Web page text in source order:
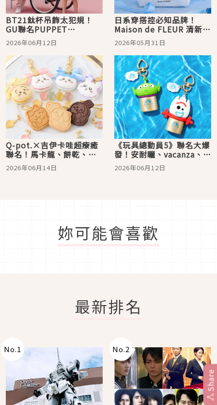
BT21鈦杯吊飾太犯規！
GU聯名PUPPET
SUNSUN、New Era樂一
通棒球帽同步登場，今夏
最萌聯名一次看
2026年06月12日
日系穿搭控必知品牌！
Maison de FLEUR 清新藍
色系列「Blue Mania」夢
幻蝴蝶結包款、小物、髮
飾 6 月開賣
2026年05月31日
Q-pot.×吉伊卡哇超療癒
聯名！馬卡龍、餅乾、果
凍糖甜點造型飾品爆擊少
女心
2026年06月14日
《玩具總動員5》聯名大爆
發！安耐曬、vacanza、
Pandora同步開搶，三眼
怪掛飾萌翻收藏控
2026年06月12日
妳可能會喜歡
最新排名
No.1 No.2
Share